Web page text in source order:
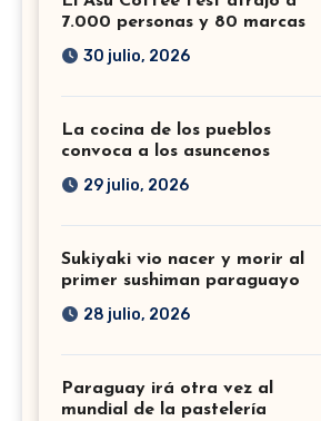
7.000 personas y 80 marcas
30 julio, 2026
La cocina de los pueblos
convoca a los asuncenos
29 julio, 2026
Sukiyaki vio nacer y morir al
primer sushiman paraguayo
28 julio, 2026
Paraguay irá otra vez al
mundial de la pastelería